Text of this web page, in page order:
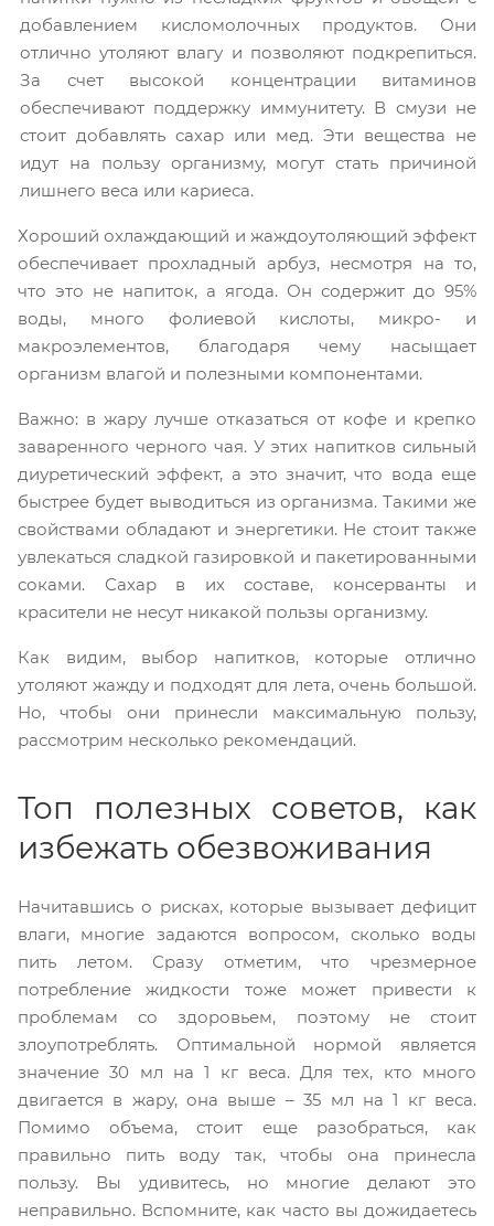
добавлением кисломолочных продуктов. Они
отлично утоляют влагу и позволяют подкрепиться.
За счет высокой концентрации витаминов
обеспечивают поддержку иммунитету. В смузи не
стоит добавлять сахар или мед. Эти вещества не
идут на пользу организму, могут стать причиной
лишнего веса или кариеса.
Хороший охлаждающий и жаждоутоляющий эффект
обеспечивает прохладный арбуз, несмотря на то,
что это не напиток, а ягода. Он содержит до 95%
воды, много фолиевой кислоты, микро- и
макроэлементов, благодаря чему насыщает
организм влагой и полезными компонентами.
Важно: в жару лучше отказаться от кофе и крепко
заваренного черного чая. У этих напитков сильный
диуретический эффект, а это значит, что вода еще
быстрее будет выводиться из организма. Такими же
свойствами обладают и энергетики. Не стоит также
увлекаться сладкой газировкой и пакетированными
соками. Сахар в их составе, консерванты и
красители не несут никакой пользы организму.
Как видим, выбор напитков, которые отлично
утоляют жажду и подходят для лета, очень большой.
Но, чтобы они принесли максимальную пользу,
рассмотрим несколько рекомендаций.
Топ полезных советов, как
избежать обезвоживания
Начитавшись о рисках, которые вызывает дефицит
влаги, многие задаются вопросом, сколько воды
пить летом. Сразу отметим, что чрезмерное
потребление жидкости тоже может привести к
проблемам со здоровьем, поэтому не стоит
злоупотреблять. Оптимальной нормой является
значение 30 мл на 1 кг веса. Для тех, кто много
двигается в жару, она выше – 35 мл на 1 кг веса.
Помимо объема, стоит еще разобраться, как
правильно пить воду так, чтобы она принесла
пользу. Вы удивитесь, но многие делают это
неправильно. Вспомните, как часто вы дожидаетесь